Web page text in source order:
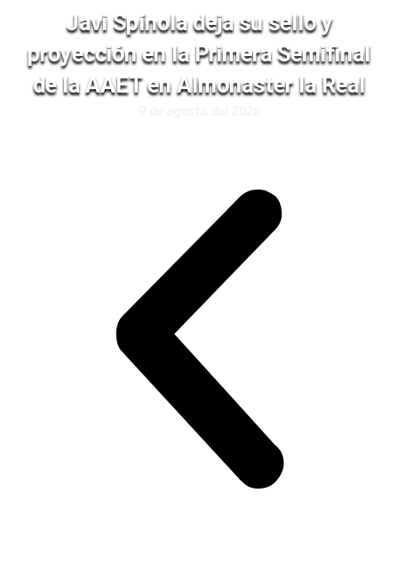
Javi Spínola deja su sello y
proyección en la Primera Semifinal
de la AAET en Almonaster la Real